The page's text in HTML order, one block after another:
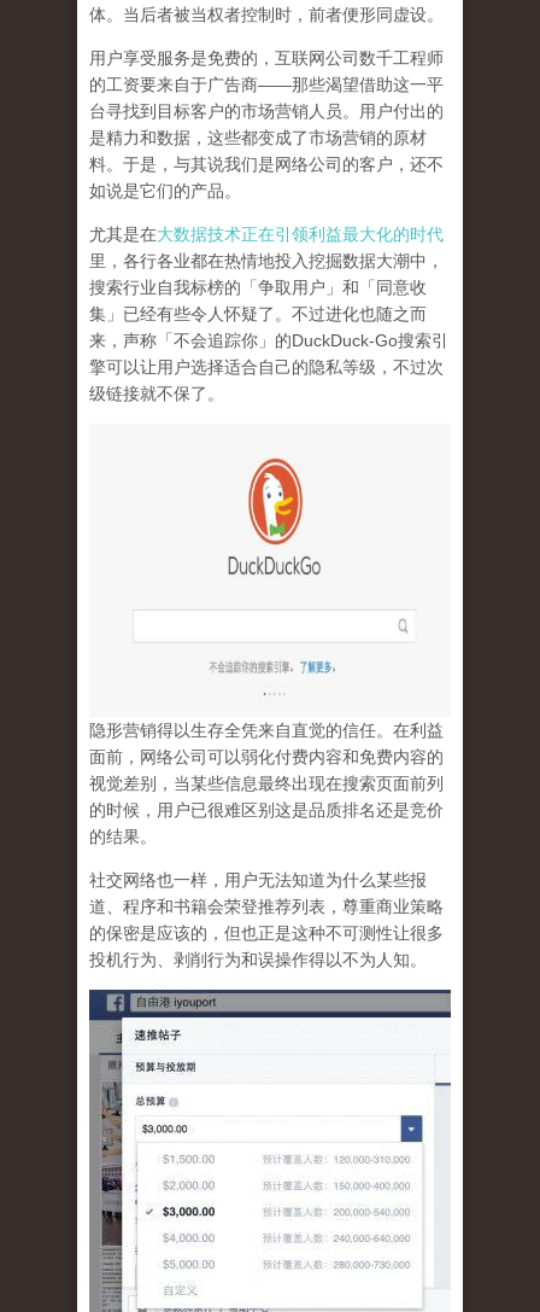
体。 当后者被当权者控制时，前者便形同虚设。
用户享受服务是免费的，互联网公司数千工程师
的工资要来自于广告商——那些渴望借助这一平
台寻找到目标客户的市场营销人员。用户付出的
是精力和数据，这些都变成了市场营销的原材
料。于是， 与其说我们是网络公司的客户，还不
如说是它们的产品。
尤其是在大数据技术正在引领利益最大化的时代
里，各行各业都在热情地投入挖掘数据大潮中，
搜索行业自我标榜的「争取用户」和「同意收
集」已经有些令人怀疑了。不过进化也随之而
来，声称「不会追踪你」的DuckDuck-Go搜索引
擎可以让用户选择适合自己的隐私等级，不过次
级链接就不保了。
隐形营销得以生存全凭来自直觉的信任。在利益
面前，网络公司可以弱化付费内容和免费内容的
视觉差别，当某些信息最终出现在搜索页面前列
的时候，用户已很难区别这是品质排名还是竞价
的结果。
社交网络也一样， 用户无法知道为什么某些报
道、程序和书籍会荣登推荐列表，尊重商业策略
的保密是应该的，但也正是这种不可测性让很多
投机行为、剥削行为和误操作得以不为人知。